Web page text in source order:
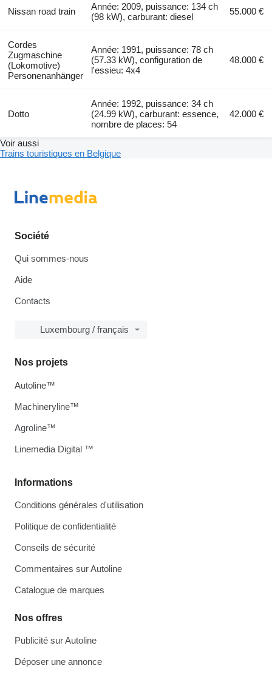
Nissan road train
Année: 2009, puissance: 134 ch
(98 kW), carburant: diesel
55.000 €
Cordes
Zugmaschine
(Lokomotive)
Personenanhänger
Année: 1991, puissance: 78 ch
(57.33 kW), configuration de
l'essieu: 4x4
48.000 €
Dotto
Année: 1992, puissance: 34 ch
(24.99 kW), carburant: essence,
nombre de places: 54
42.000 €
Voir aussi
Trains touristiques en Belgique
Société
Qui sommes-nous
Aide
Contacts
Luxembourg / français
Informations
Conditions générales d'utilisation
Politique de confidentialité
Conseils de sécurité
Commentaires sur Autoline
Catalogue de marques
Nos offres
Publicité sur Autoline
Déposer une annonce
Nos projets
Autoline™
Machineryline™
Agroline™
Linemedia Digital ™